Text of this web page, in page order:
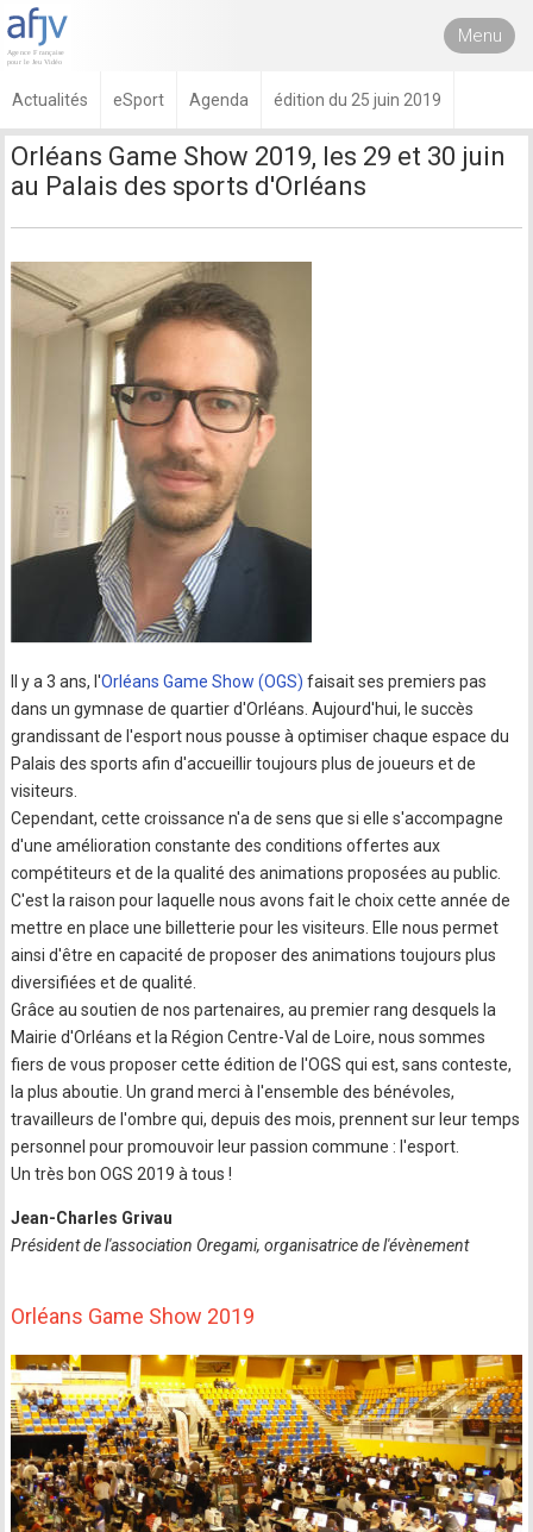
Menu
Actualités eSport Agenda édition du 25 juin 2019
Orléans Game Show 2019, les 29 et 30 juin
au Palais des sports d'Orléans
Il y a 3 ans, l'Orléans Game Show (OGS) faisait ses premiers pas
dans un gymnase de quartier d'Orléans. Aujourd'hui, le succès
grandissant de l'esport nous pousse à optimiser chaque espace du
Palais des sports afin d'accueillir toujours plus de joueurs et de
visiteurs.
Cependant, cette croissance n'a de sens que si elle s'accompagne
d'une amélioration constante des conditions offertes aux
compétiteurs et de la qualité des animations proposées au public.
C'est la raison pour laquelle nous avons fait le choix cette année de
mettre en place une billetterie pour les visiteurs. Elle nous permet
ainsi d'être en capacité de proposer des animations toujours plus
diversifiées et de qualité.
Grâce au soutien de nos partenaires, au premier rang desquels la
Mairie d'Orléans et la Région Centre-Val de Loire, nous sommes
fiers de vous proposer cette édition de l'OGS qui est, sans conteste,
la plus aboutie. Un grand merci à l'ensemble des bénévoles,
travailleurs de l'ombre qui, depuis des mois, prennent sur leur temps
personnel pour promouvoir leur passion commune : l'esport.
Un très bon OGS 2019 à tous !
Jean-Charles Grivau
Président de l'association Oregami, organisatrice de l'évènement
Orléans Game Show 2019